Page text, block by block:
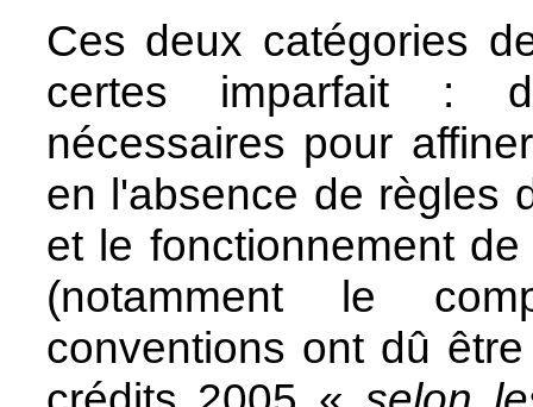
Ces deux catégories
certes imparfait :
nécessaires pour
en l'absence de règles
et le fonctionnement
(notamment le
conventions ont dû